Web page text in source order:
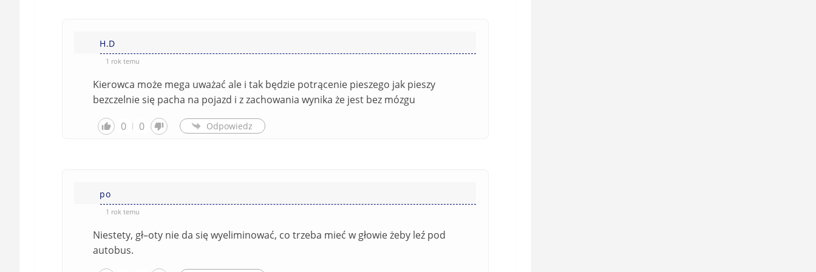
s
ę
*
o
b
o
e
H.D
1 rok temu
Kierowca może mega uważać ale i tak będzie potrącenie pieszego jak pieszy
bezczelnie się pacha na pojazd i z zachowania wynika że jest bez mózgu
0
0 Odpowiedz
po
1 rok temu
Niestety, gł–oty nie da się wyeliminować, co trzeba mieć w głowie żeby leź pod
autobus.